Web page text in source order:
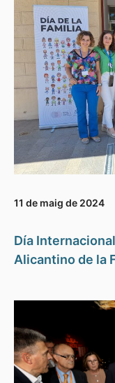
11 de maig de 2024
Día
Alicantino de la